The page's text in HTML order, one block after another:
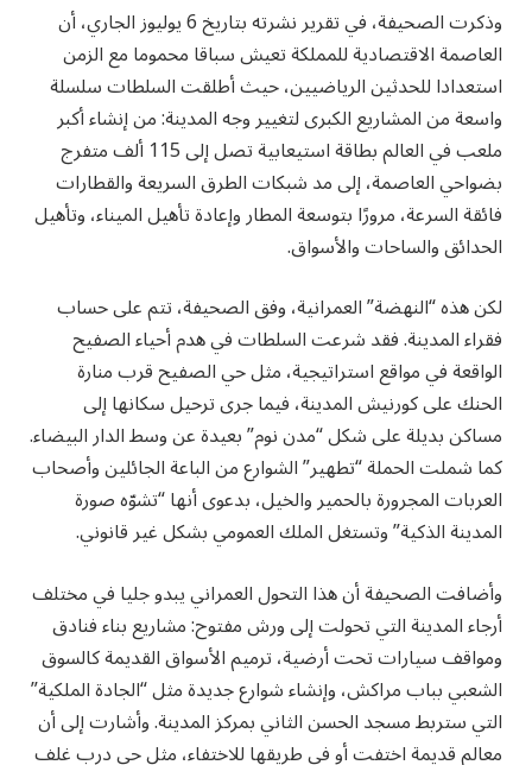
وذكرت الصحيفة، في تقرير نشرته بتاريخ 6 يوليوز الجاري، أن
العاصمة الاقتصادية للمملكة تعيش سباقا محموما مع الزمن
استعدادا للحدثين الرياضيين، حيث أطلقت السلطات سلسلة
واسعة من المشاريع الكبرى لتغيير وجه المدينة: من إنشاء أكبر
ملعب في العالم بطاقة استيعابية تصل إلى 115 ألف متفرج
بضواحي العاصمة، إلى مد شبكات الطرق السريعة والقطارات
فائقة السرعة، مرورًا بتوسعة المطار وإعادة تأهيل الميناء، وتأهيل
الحدائق والساحات والأسواق.
لكن هذه “النهضة” العمرانية، وفق الصحيفة، تتم على حساب
فقراء المدينة. فقد شرعت السلطات في هدم أحياء الصفيح
الواقعة في مواقع استراتيجية، مثل حي الصفيح قرب منارة
الحنك على كورنيش المدينة، فيما جرى ترحيل سكانها إلى
مساكن بديلة على شكل “مدن نوم” بعيدة عن وسط الدار البيضاء.
كما شملت الحملة “تطهير” الشوارع من الباعة الجائلين وأصحاب
العربات المجرورة بالحمير والخيل، بدعوى أنها “تشوّه صورة
المدينة الذكية” وتستغل الملك العمومي بشكل غير قانوني.
وأضافت الصحيفة أن هذا التحول العمراني يبدو جليا في مختلف
أرجاء المدينة التي تحولت إلى ورش مفتوح: مشاريع بناء فنادق
ومواقف سيارات تحت أرضية، ترميم الأسواق القديمة كالسوق
الشعبي بباب مراكش، وإنشاء شوارع جديدة مثل “الجادة الملكية”
التي ستربط مسجد الحسن الثاني بمركز المدينة. وأشارت إلى أن
معالم قديمة اختفت أو في طريقها للاختفاء، مثل حي درب غلف